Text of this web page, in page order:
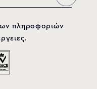
πληροφοριών